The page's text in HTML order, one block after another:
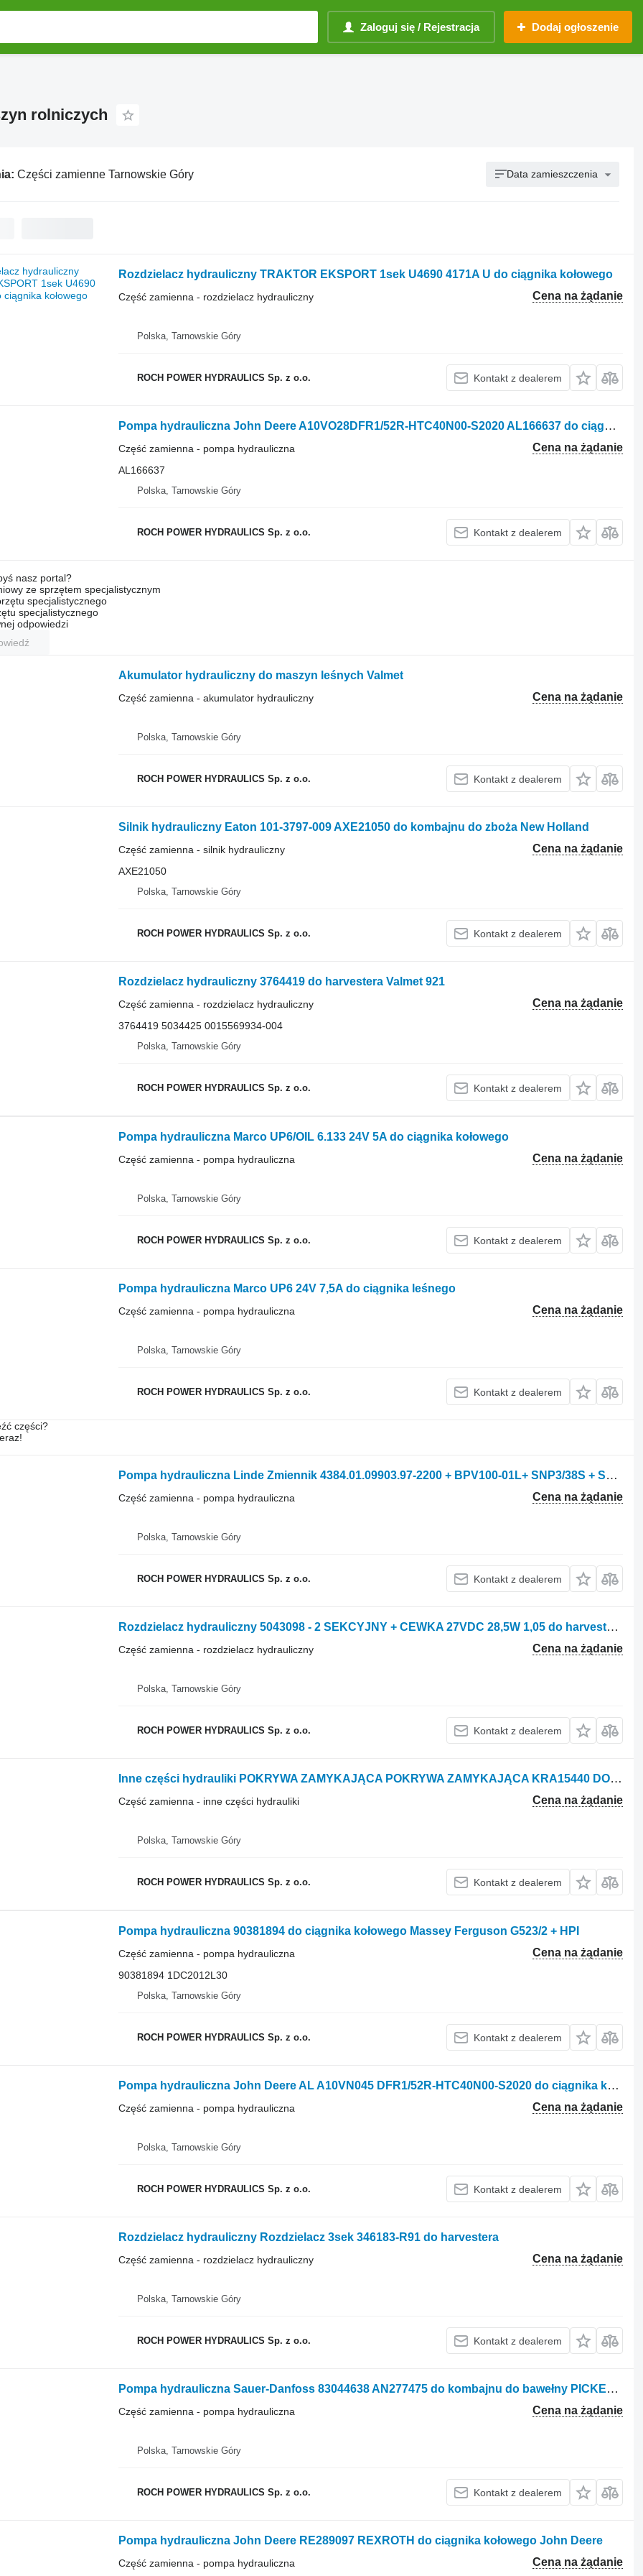
Zaloguj się / Rejestracja Dodaj ogłoszenie
rolniczych
Części zamienne Tarnowskie Góry Data zamieszczenia
Rozdzielacz hydrauliczny TRAKTOR EKSPORT 1sek U4690 4171A U do ciągnika kołowego
Cena na żądanie
Część zamienna - rozdzielacz hydrauliczny
Polska, Tarnowskie Góry
ROCH POWER HYDRAULICS Sp. z o.o. Kontakt z dealerem
Pompa hydrauliczna John Deere A10VO28DFR1/52R-HTC40N00-S2020 AL166637 do ciągnika kołowego John Deere 6230
Cena na żądanie
Część zamienna - pompa hydrauliczna
AL166637
Polska, Tarnowskie Góry
ROCH POWER HYDRAULICS Sp. z o.o. Kontakt z dealerem
nasz portal?
ze sprzętem specjalistycznym
specjalistycznego
specjalistycznego
odpowiedzi
Akumulator hydrauliczny do maszyn leśnych Valmet
Cena na żądanie
Część zamienna - akumulator hydrauliczny
Polska, Tarnowskie Góry
ROCH POWER HYDRAULICS Sp. z o.o. Kontakt z dealerem
Silnik hydrauliczny Eaton 101-3797-009 AXE21050 do kombajnu do zboża New Holland
Cena na żądanie
Część zamienna - silnik hydrauliczny
AXE21050
Polska, Tarnowskie Góry
ROCH POWER HYDRAULICS Sp. z o.o. Kontakt z dealerem
Rozdzielacz hydrauliczny 3764419 do harvestera Valmet 921
Cena na żądanie
Część zamienna - rozdzielacz hydrauliczny
3764419 5034425 0015569934-004
Polska, Tarnowskie Góry
ROCH POWER HYDRAULICS Sp. z o.o. Kontakt z dealerem
Pompa hydrauliczna Marco UP6/OIL 6.133 24V 5A do ciągnika kołowego
Cena na żądanie
Część zamienna - pompa hydrauliczna
Polska, Tarnowskie Góry
ROCH POWER HYDRAULICS Sp. z o.o. Kontakt z dealerem
Pompa hydrauliczna Marco UP6 24V 7,5A do ciągnika leśnego
Cena na żądanie
Część zamienna - pompa hydrauliczna
Polska, Tarnowskie Góry
ROCH POWER HYDRAULICS Sp. z o.o. Kontakt z dealerem
części?
Pompa hydrauliczna Linde Zmiennik 4384.01.09903.97-2200 + BPV100-01L+ SNP3/38S + SNP3/26+ do kombajnu do buraków Holmer TERRA DOS T3
Cena na żądanie
Część zamienna - pompa hydrauliczna
Polska, Tarnowskie Góry
ROCH POWER HYDRAULICS Sp. z o.o. Kontakt z dealerem
Rozdzielacz hydrauliczny 5043098 - 2 SEKCYJNY + CEWKA 27VDC 28,5W 1,05 do harvestera Valmet 921
Cena na żądanie
Część zamienna - rozdzielacz hydrauliczny
Polska, Tarnowskie Góry
ROCH POWER HYDRAULICS Sp. z o.o. Kontakt z dealerem
Inne części hydrauliki POKRYWA ZAMYKAJĄCA POKRYWA ZAMYKAJĄCA KRA15440 DO 15440 do ciągnika kołowego Case IH 15440
Cena na żądanie
Część zamienna - inne części hydrauliki
Polska, Tarnowskie Góry
ROCH POWER HYDRAULICS Sp. z o.o. Kontakt z dealerem
Pompa hydrauliczna 90381894 do ciągnika kołowego Massey Ferguson G523/2 + HPI
Cena na żądanie
Część zamienna - pompa hydrauliczna
90381894 1DC2012L30
Polska, Tarnowskie Góry
ROCH POWER HYDRAULICS Sp. z o.o. Kontakt z dealerem
Pompa hydrauliczna John Deere AL A10VN045 DFR1/52R-HTC40N00-S2020 do ciągnika kołowego John Deere
Cena na żądanie
Część zamienna - pompa hydrauliczna
Polska, Tarnowskie Góry
ROCH POWER HYDRAULICS Sp. z o.o. Kontakt z dealerem
Rozdzielacz hydrauliczny Rozdzielacz 3sek 346183-R91 do harvestera
Cena na żądanie
Część zamienna - rozdzielacz hydrauliczny
Polska, Tarnowskie Góry
ROCH POWER HYDRAULICS Sp. z o.o. Kontakt z dealerem
Pompa hydrauliczna Sauer-Danfoss 83044638 AN277475 do kombajnu do bawełny PICKER COTTON 7260, 9970
Cena na żądanie
Część zamienna - pompa hydrauliczna
Polska, Tarnowskie Góry
ROCH POWER HYDRAULICS Sp. z o.o. Kontakt z dealerem
Pompa hydrauliczna John Deere RE289097 REXROTH do ciągnika kołowego John Deere
Cena na żądanie
Część zamienna - pompa hydrauliczna